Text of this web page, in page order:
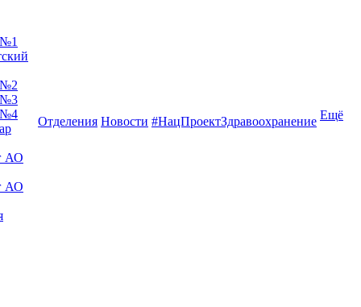
№2
№3
№4
АО
АО
Отделения Новости #НацПроектЗдравоохранение Ещё